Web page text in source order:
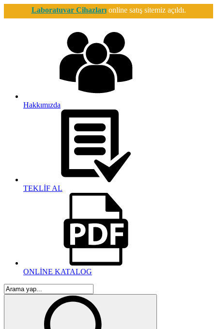
Laboratuvar Cihazlarıonline satış sitemiz açıldı.
Hakkımızda
TEKLİF AL
ONLİNE KATALOG